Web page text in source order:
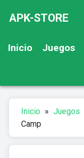
APK-STORE
Inicio Juegos
Inicio » Juegos
Camp